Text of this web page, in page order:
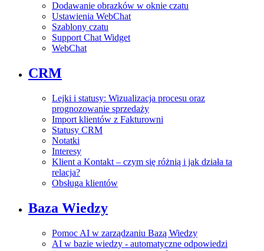
Dodawanie obrazków w oknie czatu
Ustawienia WebChat
Szablony czatu
Support Chat Widget
WebChat
CRM
Lejki i statusy: Wizualizacja procesu oraz
prognozowanie sprzedaży
Import klientów z Fakturowni
Statusy CRM
Notatki
Interesy
Klient a Kontakt – czym się różnią i jak działa ta
relacja?
Obsługa klientów
Baza Wiedzy
Pomoc AI w zarządzaniu Bazą Wiedzy
AI w bazie wiedzy - automatyczne odpowiedzi